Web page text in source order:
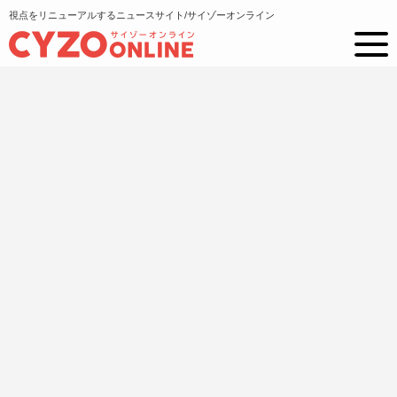
視点をリニューアルするニュースサイト/サイゾーオンライン